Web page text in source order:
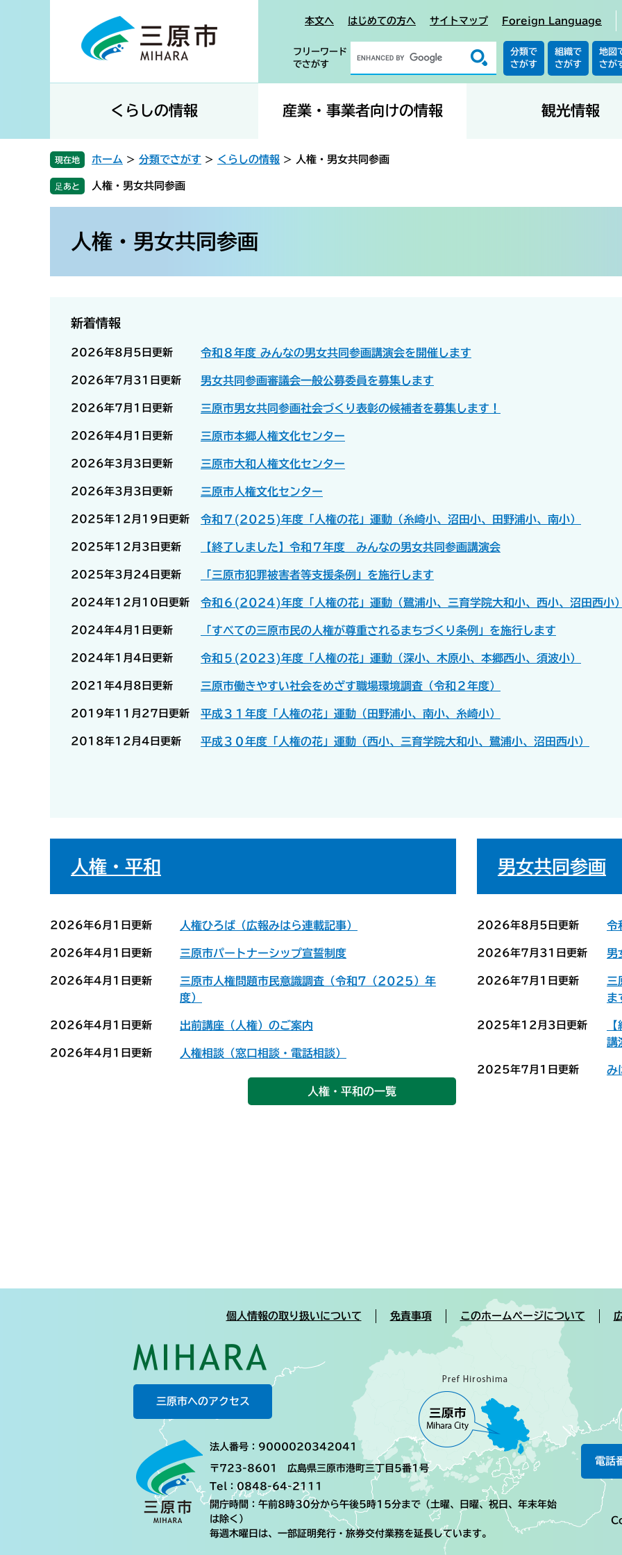
。
て
本文へ はじめての方へ サイトマップ Foreign Language
フリーワード
でさがす
分類で
さがす
組織で
さがす
地図
さが
くらしの情報 産業・事業者向けの情報 観光情報
現在地 ホーム > 分類でさがす > くらしの情報 > 人権・男女共同参画
人権・男女共同参画
人権・男女共同参画
新着情報
2026年8月5日更新 令和８年度 みんなの男女共同参画講演会を開催します
2026年7月31日更新 男女共同参画審議会一般公募委員を募集します
2026年7月1日更新 三原市男女共同参画社会づくり表彰の候補者を募集します！
2026年4月1日更新 三原市本郷人権文化センター
2026年3月3日更新 三原市大和人権文化センター
2026年3月3日更新 三原市人権文化センター
2025年12月19日更新 令和７(2025)年度「人権の花」運動（糸崎小、沼田小、田野浦小、南小）
2025年12月3日更新 【終了しました】令和７年度 みんなの男女共同参画講演会
2025年3月24日更新 「三原市犯罪被害者等支援条例」を施行します
2024年12月10日更新 令和６(2024)年度「人権の花」運動（鷺浦小、三育学院大和小、西小、沼田西小
2024年4月1日更新 「すべての三原市民の人権が尊重されるまちづくり条例」を施行します
2024年1月4日更新 令和５(2023)年度「人権の花」運動（深小、木原小、本郷西小、須波小）
2021年4月8日更新 三原市働きやすい社会をめざす職場環境調査（令和２年度）
2019年11月27日更新 平成３１年度「人権の花」運動（田野浦小、南小、糸崎小）
2018年12月4日更新 平成３０年度「人権の花」運動（西小、三育学院大和小、鷺浦小、沼田西小）
人権・平和
2026年6月1日更新 人権ひろば（広報みはら連載記事）
2026年4月1日更新 三原市パートナーシップ宣誓制度
2026年4月1日更新
三原市人権問題市民意識調査（令和7（2025）年
度）
2026年4月1日更新 出前講座（人権）のご案内
2026年4月1日更新 人権相談（窓口相談・電話相談）
人権・平和の一覧
男女共同参画
2026年8月5日更新 令
2026年7月31日更新 男
2026年7月1日更新
三
ま
2025年12月3日更新
講
2025年7月1日更新 み
個人情報の取り扱いについて 免責事項 このホームページについて
三原市へのアクセス
法人番号：9000020342041
〒723-8601 広島県三原市港町三丁目5番1号
Tel：0848-64-2111
開庁時間：午前8時30分から午後5時15分まで（土曜、日曜、祝日、年末年始
は除く）
毎週木曜日は、一部証明発行・旅券交付業務を延長しています。
電話